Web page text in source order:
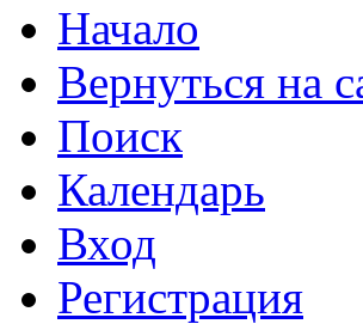
Начало
Вернуться на
Поиск
Календарь
Вход
Регистрация